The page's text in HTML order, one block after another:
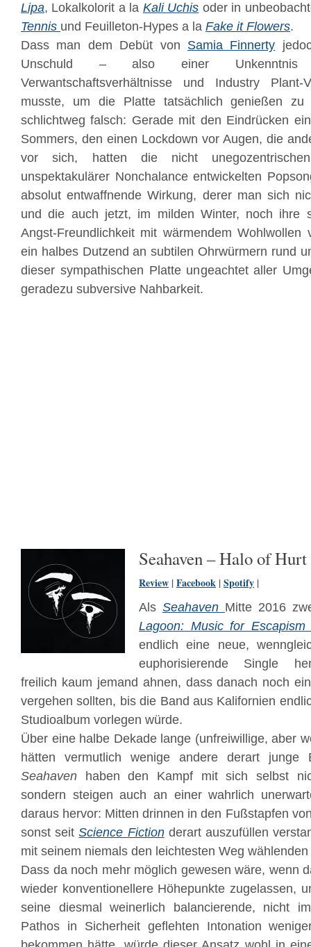
Lipa, Lokalkolorit a la Kali Uchis oder in
Tennis und Feuilleton-Hypes a la Fake it Flowers.
Dass man dem Debüt von Samia Finnerty
Unschuld – also einer Unkenntnis
Verwantschaftsverhältnisse und Industry
musste, um die Platte tatsächlich genießen zu
schlichtweg falsch: Gerade mit den Eindrücken
Sommers, den einen Lockdown vor Augen, die
vor sich, hatten die nicht
unspektakulärer Nonchalance entwickelten
absolut entwaffnende Wirkung, derer man sich
und die auch jetzt, im milden Winter, noch ihre
Angst-Freundlichkeit mit wärmendem Wohlwollen
ein halbes Dutzend an subtilen Ohrwürmern rund
dieser sympathischen Platte ungeachtet aller
geradezu subversive Nahbarkeit.
Seahaven – Halo of Hurt
Review |Facebook |Spotify |
Als Seahaven Mitte 2016
Lagoon: Music for Escapism
endlich eine neue,
euphorisierende Single
freilich kaum jemand ahnen, dass danach noch
vergehen sollten, bis die Band aus Kalifornien
Studioalbum vorlegen würde.
Über eine halbe Dekade lange (unfreiwillige, aber
hätten vermutlich wenige andere derart junge
Seahaven haben den Kampf mit sich selbst
sondern steigen auch an einer wahrlich
daraus hervor: Mitten drinnen in den Fußstapfen
sonst seitScience Fictionderart auszufüllen
mit seinem niemals den leichtesten Weg
Dass da noch mehr möglich gewesen wäre, wenn
wieder konventionellere Höhepunkte zugelassen,
seine diesmal weinerlich balancierende, nicht
Pathos in Sicherheit geflehten Intonation